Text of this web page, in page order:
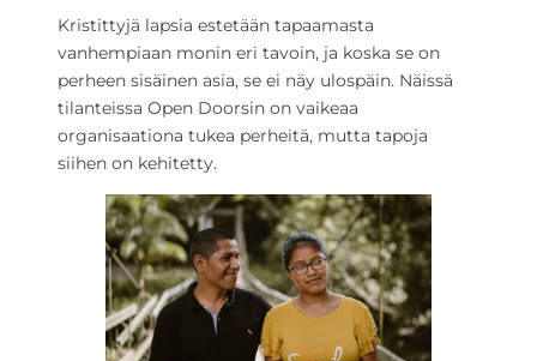
Kristittyjä lapsia estetään tapaamasta
vanhempiaan monin eri tavoin, ja koska se on
perheen sisäinen asia, se ei näy ulospäin. Näissä
tilanteissa Open Doorsin on vaikeaa
organisaationa tukea perheitä, mutta tapoja
siihen on kehitetty.